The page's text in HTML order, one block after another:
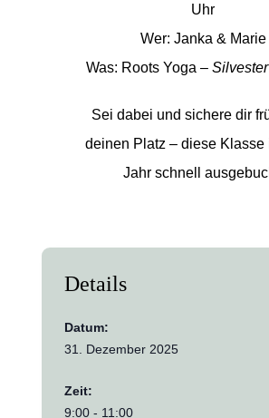
Uhr
Wer: Janka & Marie
Was: Roots Yoga –
Sei dabei und sichere dir
deinen Platz – diese Klasse
Jahr schnell
Details
Datum:
31. Dezember 2025
Zeit:
9:00 - 11:00